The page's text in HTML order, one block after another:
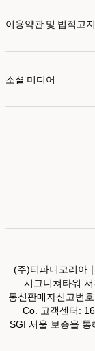
이용약관 및 법적고지
소셜 미디어
(주)티파니코리아
시그니쳐타워
통신판매자신고번
Co. 고객센터:
SGI 서울 보증을